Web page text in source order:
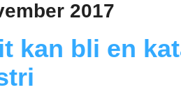
2017
kan bli en